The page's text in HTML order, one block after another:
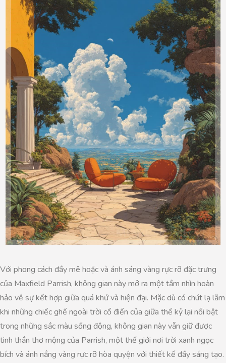
Với phong cách đầy mê hoặc và ánh sáng vàng rực rỡ đặc trưng
của Maxfield Parrish, không gian này mở ra một tầm nhìn hoàn
hảo về sự kết hợp giữa quá khứ và hiện đại. Mặc dù có chút lạ lẫm
khi những chiếc ghế ngoài trời cổ điển của giữa thế kỷ lại nổi bật
trong những sắc màu sống động, không gian này vẫn giữ được
tinh thần thơ mộng của Parrish, một thế giới nơi trời xanh ngọc
bích và ánh nắng vàng rực rỡ hòa quyện với thiết kế đầy sáng tạo.